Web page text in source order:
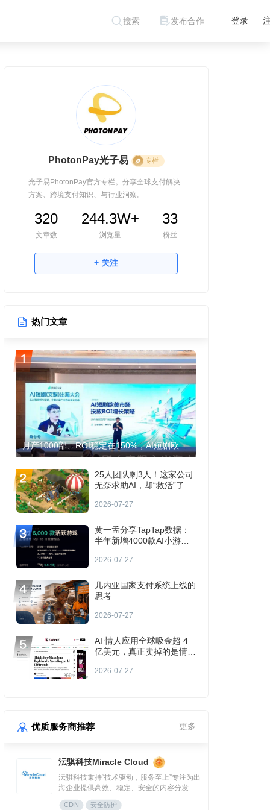
搜索 发布合作 登录
PhotonPay光子易 专栏
光子易PhotonPay官方专栏。分享全球支付解决
方案、跨境支付知识、与行业洞察。
320
文章数
244.3W+
浏览量
33
粉丝
+ 关注
热门文章
月产1000部、ROI稳定在150%，AI短剧欧美生意怎么跑通？
25人团队剩3人！这家公司
无奈求助AI，却“救活”了收
2026-07-27
黄一孟分享TapTap数据：
半年新增4000款AI小游
2026-07-27
几内亚国家支付系统上线的
思考
2026-07-27
AI 情人应用全球吸金超 4
亿美元，真正卖掉的是情绪
2026-07-27
优质服务商推荐 更多
沄骐科技Miracle Cloud
沄骐科技秉持“技术驱动，服务至上”专注为出
海企业提供高效、稳定、安全的内容分发
（CDN）与云服务解决方案，是全球边缘云
领导者Fastly中国区首个合作伙伴。团队由业
CDN 安全防护